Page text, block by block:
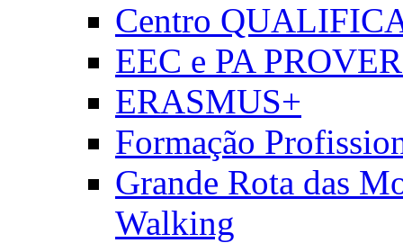
Centro
EEC e PA
ERASMUS+
Formação
Grande Rota das
Walking